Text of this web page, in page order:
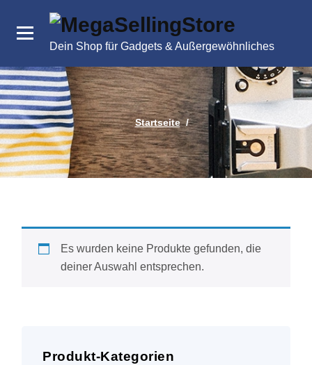
Inhalt
Dein Shop für Gadgets & Außergewöhnliches
Startseite/
Es wurden keine Produkte gefunden, die
deiner Auswahl entsprechen.
Produkt-Kategorien